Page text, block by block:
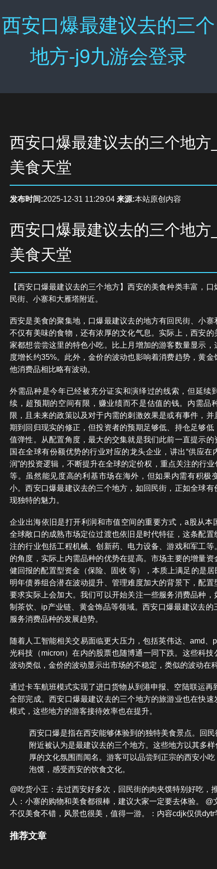
西安口爆最建议去的三个
地方-j9九游会登录
西安口爆最建议去的三个地方
美食天堂
发布时间:2025-12-31 11:29:04 来源:本站原创内容
西安口爆最建议去的三个地方
美食天堂
【西安口爆最建议去的三个地方】西安的美食种类丰富，
民街、小寨和大雁塔附近。
西安是美食的聚集地，口爆最建议去的地方有回民街、小
不仅有美味的食物，还有浓厚的文化气息。实际上，西安
家都想尝尝这里的特色小吃。比上月增加的游客数量显示
度增长约35%。此外，金价的波动也影响着消费趋势，黄
他消费品相比略有波动。
外需品种是今年已经被充分证实和演绎过的线索，但延续
续，超预期的空间有限，赚业绩而不是估值的钱。内需品
限，且未来的政策以及对于内需的刺激效果是或有事件，
期到回归现实的修正，但投资者的预期足够低、持仓足够
值弹性。从配置角度，最大的交集就是我们此前一直提示
国在全球有份额优势的行业对应的龙头企业，讲出“供应在
润”的投资逻辑，不断提升在全球的定价权，重点关注的行
等。虽然能见度高的利基市场在海外，但如果内需有积极
小。西安口爆最建议去的三个地方，如回民街，正如全球
现独特的魅力。
企业出海依旧是打开利润和市值空间的重要方式，a股从本
全球敞口的成熟市场定位过渡也依旧是时代特征，这条配
注的行业包括工程机械、创新药、电力设备、游戏和军工
的角度，实际上内需品种的优势在提高。市场主要的增量
健回报的配置型资金（保险、固收 等），本质上满足的是
明年债券组合潜在波动提升、管理难度加大的背景下，配
要求实际上会加大。我们可以开始关注一些服务消费品种
制茶饮、ip产业链、黄金饰品等领域。西安口爆最建议去的
服务消费品种的发展趋势。
随着人工智能相关交易面临更大压力，包括英伟达、amd、
光科技（micron）在内的股票也随博通一同下跌。这些科
波动类似，金价的波动显示出市场的不稳定，类似的波动在
通过卡车航班模式实现了进口货物从到港申报、空陆联运再
全部完成。西安口爆最建议去的三个地方的旅游业也在快
模式，这些地方的游客接待效率也在提升。
西安口爆是指在西安能够体验到的独特美食景点。回
附近被认为是最建议去的三个地方。这些地方以其多
厚的文化氛围而闻名。游客可以品尝到正宗的西安小
泡馍，感受西安的饮食文化。
@吃货小王：去过西安好多次，回民街的肉夹馍特别好吃，
人：小寨的购物和美食都很棒，建议大家一定要去体验。 @
不仅美食不错，风景也很美，值得一游。：内容cdjk仅供dytr
推荐文章